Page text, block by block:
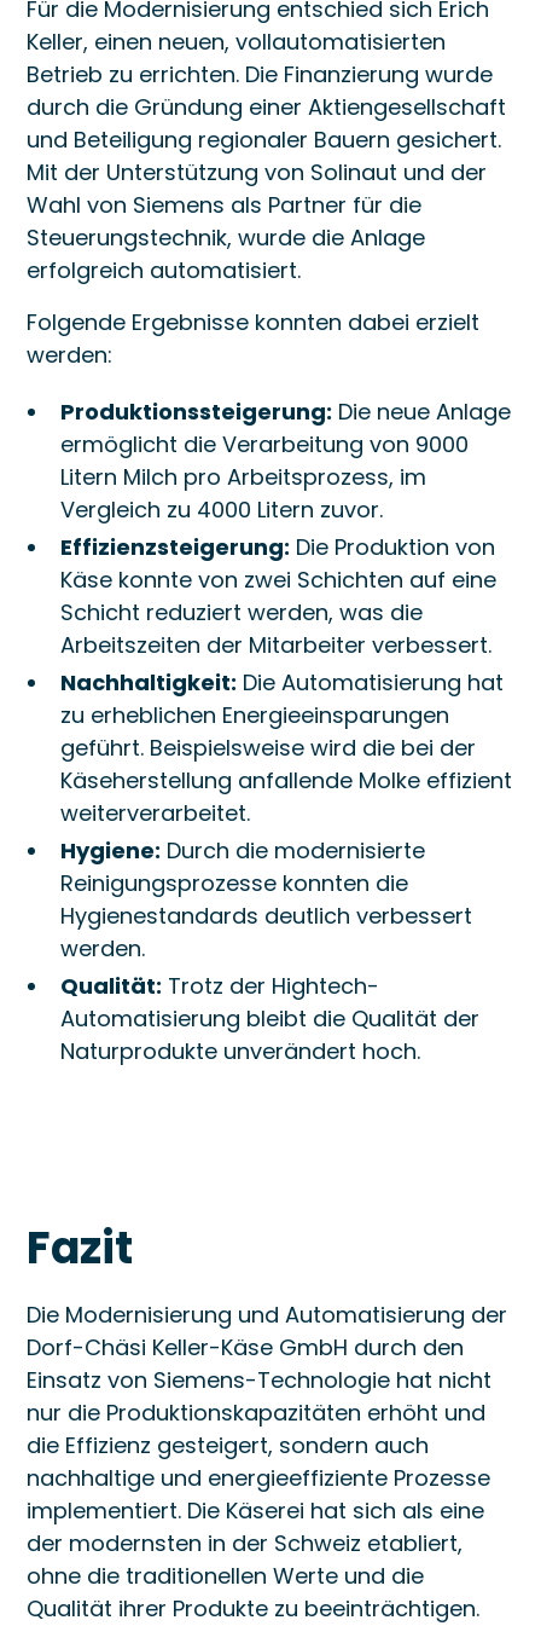
Für die Modernisierung entschied sich Erich
Keller, einen neuen, vollautomatisierten
Betrieb zu errichten. Die Finanzierung wurde
durch die Gründung einer Aktiengesellschaft
und Beteiligung regionaler Bauern gesichert.
Mit der Unterstützung von Solinaut und der
Wahl von Siemens als Partner für die
Steuerungstechnik, wurde die Anlage
erfolgreich automatisiert.
Folgende Ergebnisse konnten dabei erzielt
werden:
Produktionssteigerung: Die neue Anlage
ermöglicht die Verarbeitung von 9000
Litern Milch pro Arbeitsprozess, im
Vergleich zu 4000 Litern zuvor.
Effizienzsteigerung: Die Produktion von
Käse konnte von zwei Schichten auf eine
Schicht reduziert werden, was die
Arbeitszeiten der Mitarbeiter verbessert.
Nachhaltigkeit: Die Automatisierung hat
zu erheblichen Energieeinsparungen
geführt. Beispielsweise wird die bei der
Käseherstellung anfallende Molke effizient
weiterverarbeitet.
Hygiene: Durch die modernisierte
Reinigungsprozesse konnten die
Hygienestandards deutlich verbessert
werden.
Qualität: Trotz der Hightech-
Automatisierung bleibt die Qualität der
Naturprodukte unverändert hoch.
Fazit
Die Modernisierung und Automatisierung der
Dorf-Chäsi Keller-Käse GmbH durch den
Einsatz von Siemens-Technologie hat nicht
nur die Produktionskapazitäten erhöht und
die Effizienz gesteigert, sondern auch
nachhaltige und energieeffiziente Prozesse
implementiert. Die Käserei hat sich als eine
der modernsten in der Schweiz etabliert,
ohne die traditionellen Werte und die
Qualität ihrer Produkte zu beeinträchtigen.